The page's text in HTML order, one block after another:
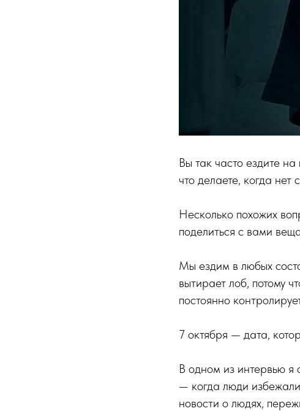
Вы так часто ездите
что делаете, когда нет
Несколько похожих
поделиться с вами
Мы ездим в любых
вытирает лоб, потому
постоянно
7 октября — дата,
В одном из интервью я
— когда люди
новости о людях,